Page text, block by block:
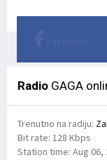
Radio GAGA
Trenutno na radiju:
Bit rate: 128 Kbps
Station time: Aug 06,